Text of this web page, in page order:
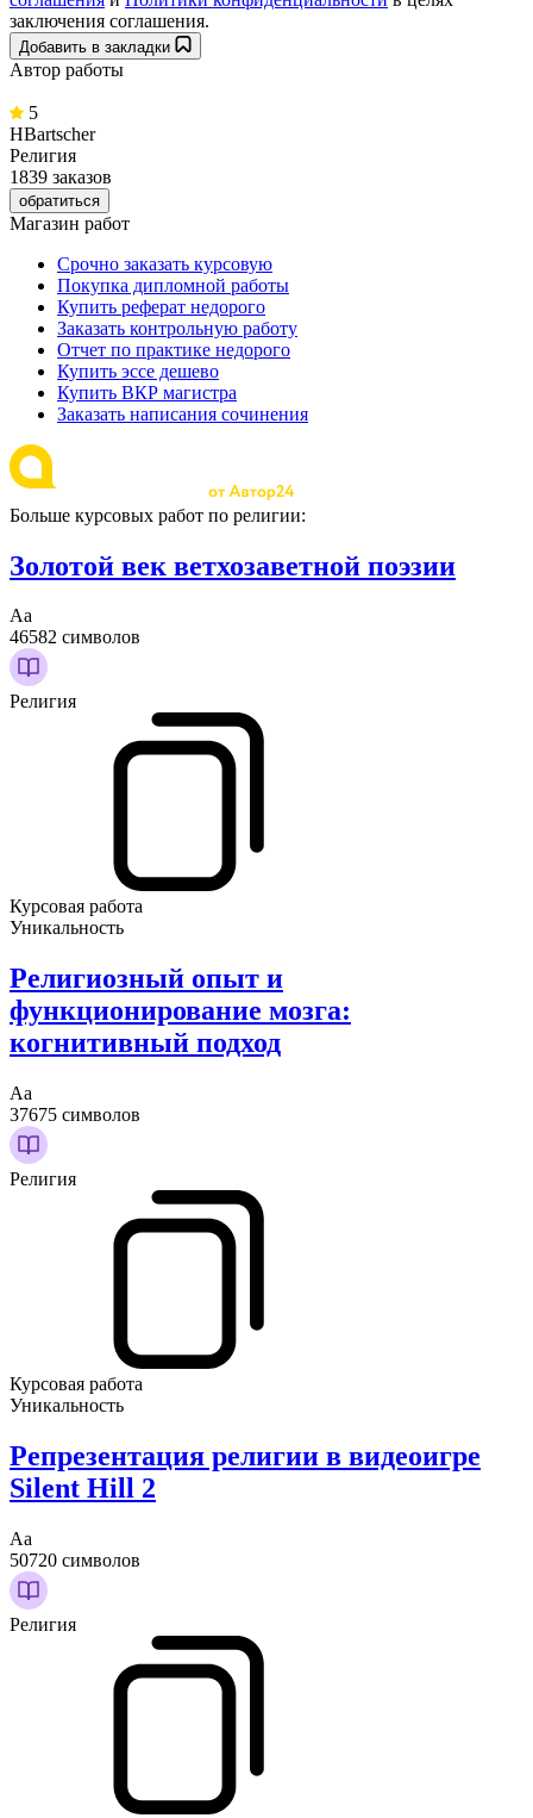
заключения соглашения.
Добавить в закладки
Автор работы
5
HBartscher
Религия
1839 заказов
обратиться
Магазин работ
Срочно заказать курсовую
Покупка дипломной работы
Купить реферат недорого
Заказать контрольную работу
Отчет по практике недорого
Купить эссе дешево
Купить ВКР магистра
Заказать написания сочинения
Больше курсовых работ по религии:
Золотой век ветхозаветной поэзии
Аа
46582 символов
Религия
Курсовая работа
Уникальность
Религиозный опыт и
функционирование мозга:
когнитивный подход
Аа
37675 символов
Религия
Курсовая работа
Уникальность
Репрезентация религии в видеоигре
Silent Hill 2
Аа
50720 символов
Религия